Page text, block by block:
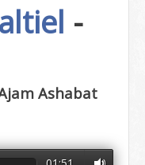
-
Ashabat